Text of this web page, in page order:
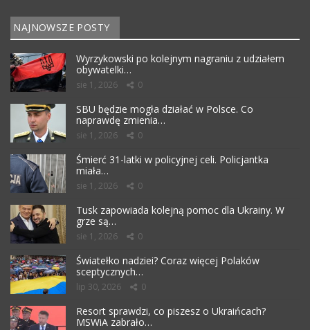
NAJNOWSZE POSTY
Wyrzykowski po kolejnym nagraniu z udziałem
obywatelki…
sie 1, 2026 0
SBU będzie mogła działać w Polsce. Co
naprawdę zmienia…
sie 1, 2026 0
Śmierć 31-latki w policyjnej celi. Policjantka
miała…
sie 1, 2026 0
Tusk zapowiada kolejną pomoc dla Ukrainy. W
grze są…
sie 1, 2026 0
Światełko nadziei? Coraz więcej Polaków
sceptycznych…
lip 30, 2026 0
Resort sprawdzi, co piszesz o Ukraińcach?
MSWiA zabrało…